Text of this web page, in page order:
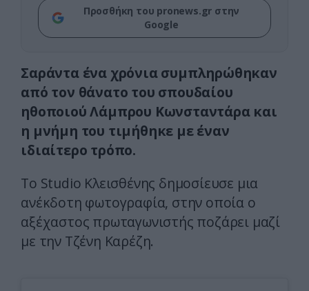
Προσθήκη του pronews.gr στην
Google
Σαράντα ένα χρόνια συμπληρώθηκαν
από τον θάνατο του σπουδαίου
ηθοποιούΛάμπρου Κωνσταντάρακαι
η μνήμη του τιμήθηκε με έναν
ιδιαίτερο τρόπο.
Το Studio Κλεισθένης δημοσίευσε μια
ανέκδοτη φωτογραφία, στην οποία ο
αξέχαστος πρωταγωνιστής ποζάρει μαζί
με την Τζένη Καρέζη.